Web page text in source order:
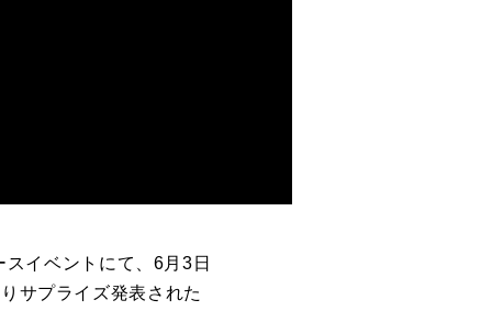
イベントにて、6月3日
サプライズ発表された